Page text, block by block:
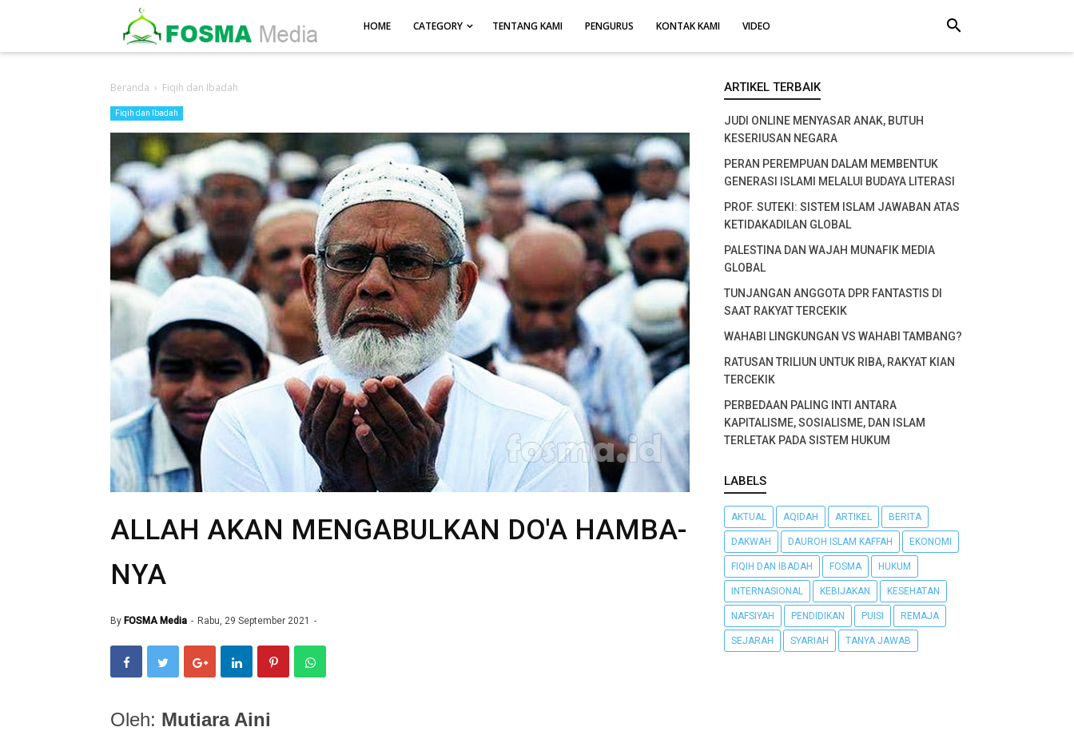
HOME CATEGORY TENTANG KAMI PENGURUS KONTAK KAMI VIDEO search
Beranda › Fiqih dan Ibadah
Fiqih dan Ibadah
ALLAH AKAN MENGABULKAN DO'A HAMBA-
NYA
By FOSMA Media Rabu, 29 September 2021
Oleh: Mutiara Aini
ARTIKEL TERBAIK
JUDI ONLINE MENYASAR ANAK, BUTUH
KESERIUSAN NEGARA
PERAN PEREMPUAN DALAM MEMBENTUK
GENERASI ISLAMI MELALUI BUDAYA LITERASI
PROF. SUTEKI: SISTEM ISLAM JAWABAN ATAS
KETIDAKADILAN GLOBAL
PALESTINA DAN WAJAH MUNAFIK MEDIA
GLOBAL
TUNJANGAN ANGGOTA DPR FANTASTIS DI
SAAT RAKYAT TERCEKIK
WAHABI LINGKUNGAN VS WAHABI TAMBANG?
RATUSAN TRILIUN UNTUK RIBA, RAKYAT KIAN
TERCEKIK
PERBEDAAN PALING INTI ANTARA
KAPITALISME, SOSIALISME, DAN ISLAM
TERLETAK PADA SISTEM HUKUM
LABELS
AKTUAL AQIDAH ARTIKEL BERITA
DAKWAH DAUROH ISLAM KAFFAH EKONOMI
FIQIH DAN IBADAH FOSMA HUKUM
INTERNASIONAL KEBIJAKAN KESEHATAN
NAFSIYAH PENDIDIKAN PUISI REMAJA
SEJARAH SYARIAH TANYA JAWAB